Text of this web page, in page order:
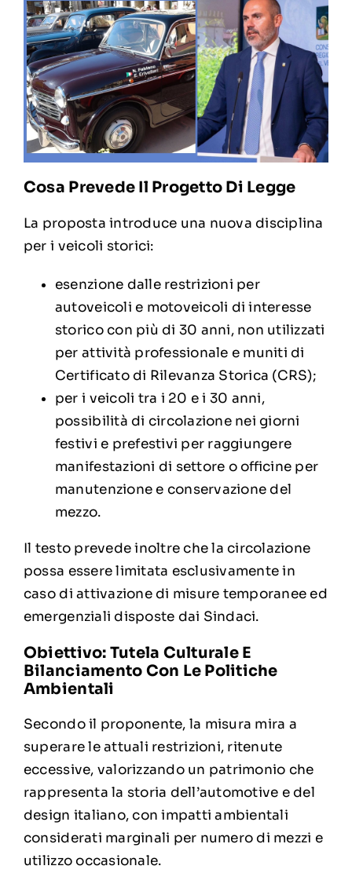
Cosa Prevede Il Progetto Di Legge
La proposta introduce una nuova disciplina
per i veicoli storici:
esenzione dalle restrizioni per
autoveicoli e motoveicoli di interesse
storico con più di 30 anni, non utilizzati
per attività professionale e muniti di
Certificato di Rilevanza Storica (CRS);
per i veicoli tra i 20 e i 30 anni,
possibilità di circolazione nei giorni
festivi e prefestivi per raggiungere
manifestazioni di settore o officine per
manutenzione e conservazione del
mezzo.
Il testo prevede inoltre che la circolazione
possa essere limitata esclusivamente in
caso di attivazione di misure temporanee ed
emergenziali disposte dai Sindaci.
Obiettivo: Tutela Culturale E
Bilanciamento Con Le Politiche
Ambientali
Secondo il proponente, la misura mira a
superare le attuali restrizioni, ritenute
eccessive, valorizzando un patrimonio che
rappresenta la storia dell’automotive e del
design italiano, con impatti ambientali
considerati marginali per numero di mezzi e
utilizzo occasionale.